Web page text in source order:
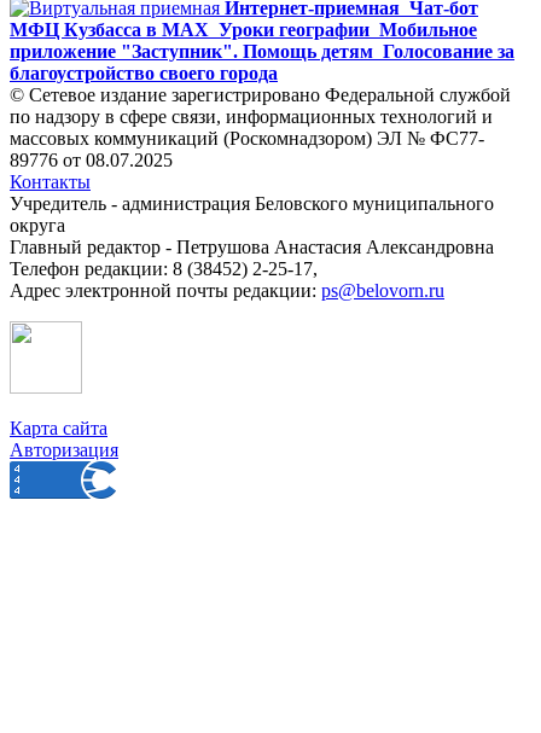
Интернет-приемная Чат-бот
МФЦ Кузбасса в MAX Уроки географии Мобильное
приложение "Заступник". Помощь детям Голосование за
благоустройство своего города
© Сетевое издание зарегистрировано Федеральной службой
по надзору в сфере связи, информационных технологий и
массовых коммуникаций (Роскомнадзором) ЭЛ № ФС77-
89776 от 08.07.2025
Контакты
Учредитель - администрация Беловского муниципального
округа
Главный редактор - Петрушова Анастасия Александровна
Телефон редакции: 8 (38452) 2-25-17,
Адрес электронной почты редакции: ps@belovorn.ru
Карта сайта
Авторизация